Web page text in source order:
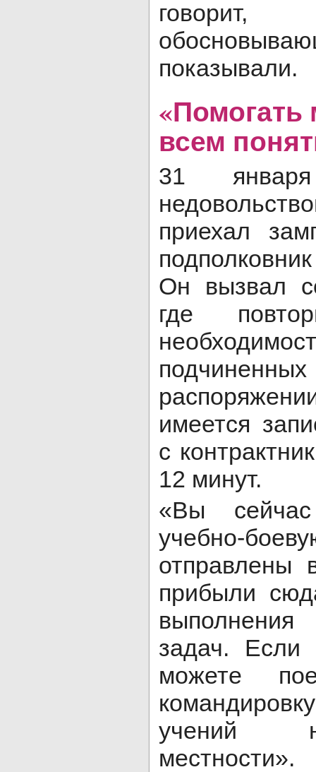
говорит,
показывали.
всем
31
приехал
Он вызвал
где
имеется
с
12 минут.
«Вы
учебно-
отправлены
прибыли
задач. Если
можете
учений
местности».